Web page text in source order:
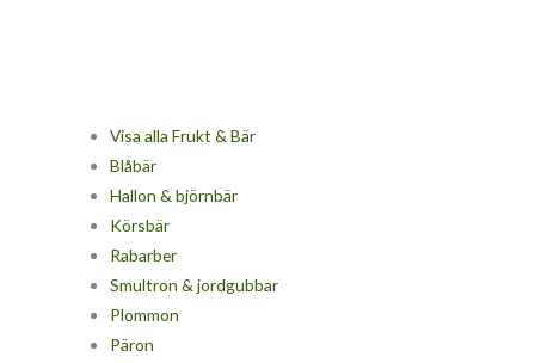
Visa alla Frukt & Bär
Blåbär
Hallon & björnbär
Körsbär
Rabarber
Smultron & jordgubbar
Plommon
Päron